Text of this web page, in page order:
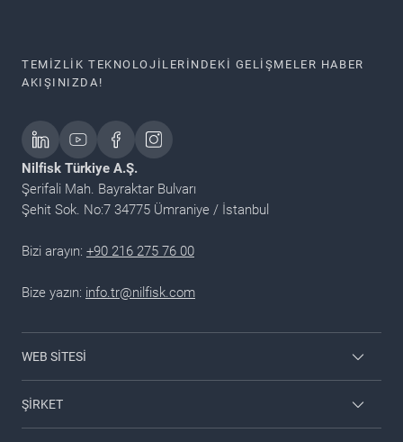
TEMIZLIK TEKNOLOJILERINDEKI GELIŞMELER HABER
AKIŞINIZDA!
Nilfisk Türkiye A.Ş.
Şerifali Mah. Bayraktar Bulvarı
Şehit Sok. No:7 34775 Ümraniye / İstanbul
Bizi arayın: +90 216 275 76 00
Bize yazın: info.tr@nilfisk.com
WEB SITESI
Kataloglar
ŞIRKET